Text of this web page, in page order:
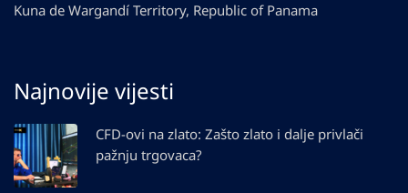
Kuna de Wargandí Territory, Republic of Panama
Najnovije vijesti
CFD-ovi na zlato: Zašto zlato i dalje privlači
pažnju trgovaca?